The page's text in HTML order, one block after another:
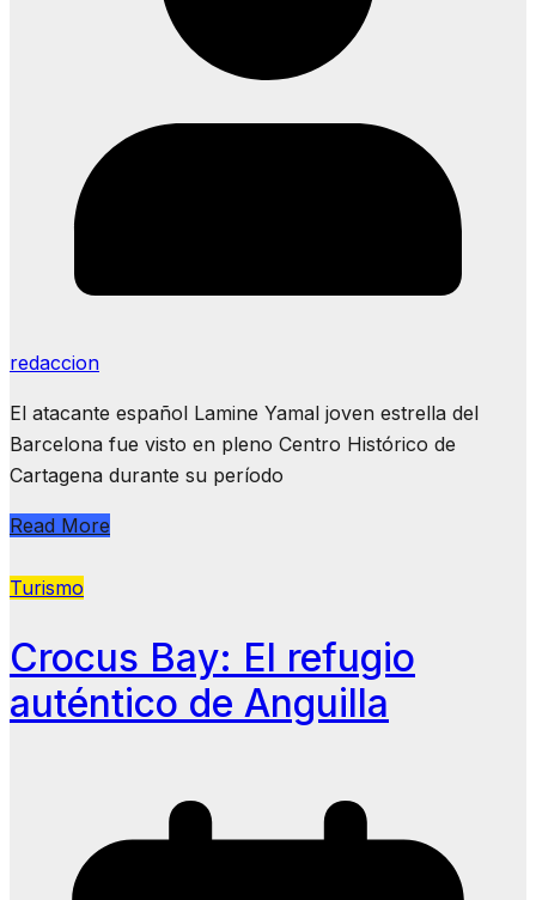
redaccion
El atacante español Lamine Yamal joven estrella del
Barcelona fue visto en pleno Centro Histórico de
Cartagena durante su período
Read More
Turismo
Crocus Bay: El refugio
auténtico de Anguilla